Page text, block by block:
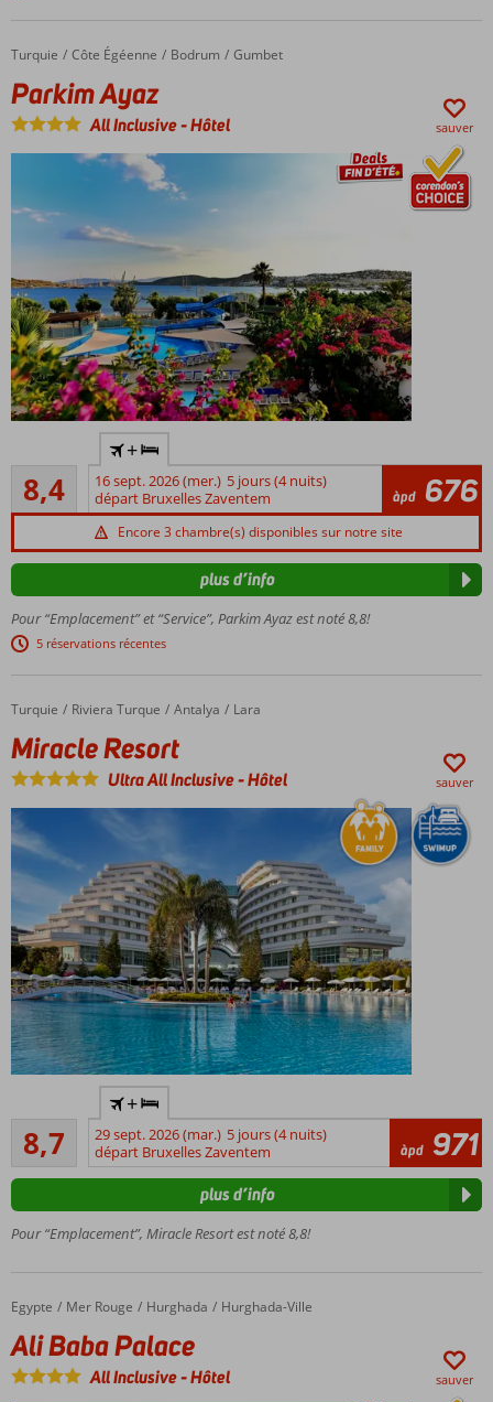
de
avec une
bonne
formule
Tout
Inclus
aire
mini
club
et
mini
disco
Bungalows
Service de
navette
gratuit
plage et le
Accueil
Turquie Côte Égéenne Bodrum Gumbet
Parkim Ayaz
Parkim Ayaz
All Inclusive-Hôtel sauver
Directement
2 piscines,
1 avec
remous et
1 avec des
toboggans
4
bars
8,4
Très bon
619
commentaires
+
16 sept. 2026 (mer.) 5 jours (4 nuits)
départ Bruxelles Zaventem
àpd 676
Encore 3 chambre(s) disponibles sur notre site
Pour “Emplacement” et “Service”, Parkim Ayaz est noté 8,8!
5 réservations récentes
plus d’info
Accueil
Turquie Riviera Turque Antalya Lara
Miracle Resort
Miracle Resort
Ultra All Inclusive-Hôtel sauver
Hôtel de
très prisé
sur la
promenade
direct
à la
de
sable
fin
avec
8,7
Recommandé
744
commentaires
+
29 sept. 2026 (mar.) 5 jours (4 nuits)
départ Bruxelles Zaventem
àpd 971
Pour “Emplacement”, Miracle Resort est noté 8,8!
plus d’info
Accueil
Egypte Mer Rouge Hurghada Hurghada-Ville
Ali Baba Palace
Ali Baba Palace
All Inclusive-Hôtel sauver